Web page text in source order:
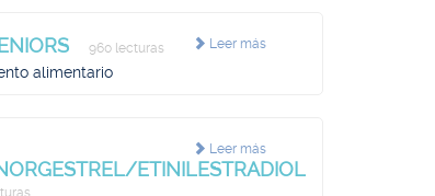
Leer más
960 lecturas
alimentario
Leer más
ETINILESTRADIOL